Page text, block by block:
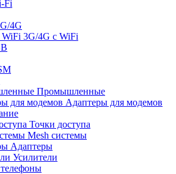
Fi
4G
3G/4G с WiFi
Промышленные
Адаптеры для модемов
Точки доступа
Mesh системы
Адаптеры
Усилители